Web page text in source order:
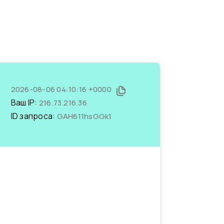
2026-08-06 04:10:16 +0000
Ваш IP: 216.73.216.36
ID запроса: GAH611hsGGk1